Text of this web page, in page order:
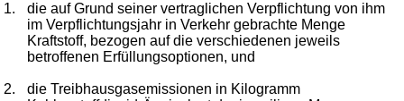
1.
die auf Grund seiner vertraglichen Verpflichtung von ihm
im Verpflichtungsjahr in Verkehr gebrachte Menge
Kraftstoff, bezogen auf die verschiedenen jeweils
betroffenen Erfüllungsoptionen, und
2.
die Treibhausgasemissionen in Kilogramm